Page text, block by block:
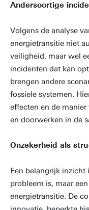
Andersoortige
Volgens de analyse
energietransitie niet
veiligheid, maar wel
incidenten dat kan
brengen andere
fossiele systemen.
effecten en de
en doorwerken in de
Onzekerheid als
Een belangrijk inzicht
probleem is, maar
energietransitie. De